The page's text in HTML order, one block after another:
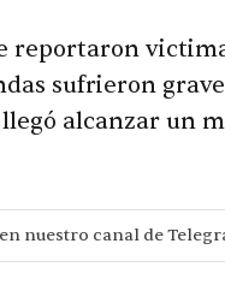
reportaron
sufrieron
alcanzar un
nuestro canal de